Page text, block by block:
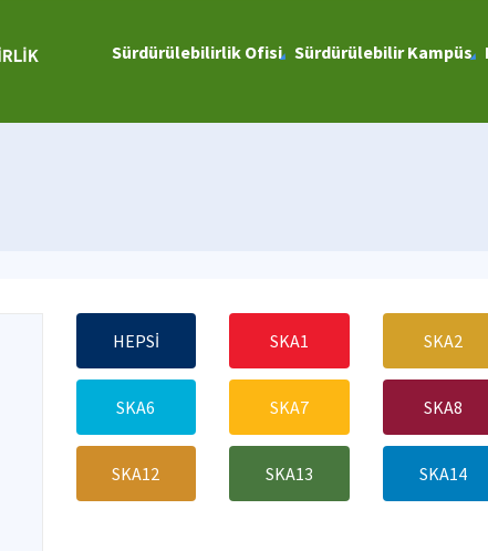
Sürdürülebilirlik Ofisi Sürdürülebilir Kampüs
HEPSİ SKA1 SKA2
SKA6 SKA7 SKA8
SKA12 SKA13 SKA14